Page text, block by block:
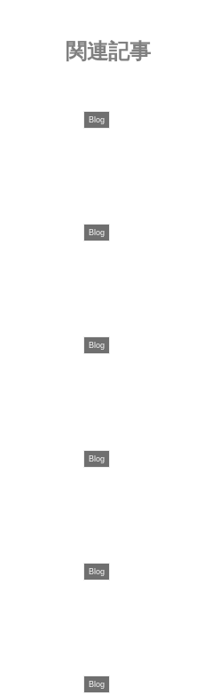
関連記事
Blog
Blog
Blog
Blog
Blog
Blog